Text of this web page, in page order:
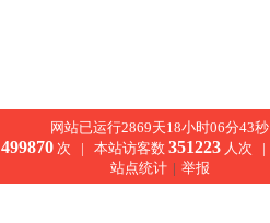
网站已运行2869天18小时06分43秒
499870次 | 本站访客数 351223人次 |
站点统计 | 举报